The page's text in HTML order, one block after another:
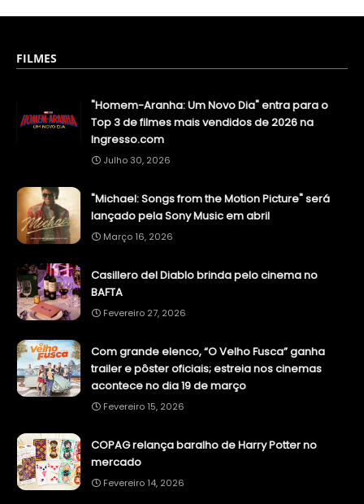
FILMES
"Homem-Aranha: Um Novo Dia" entra para o
Top 3 de filmes mais vendidos de 2026 na
Ingresso.com
Julho 30, 2026
"Michael: Songs from the Motion Picture" será
lançado pela Sony Music em abril
Março 16, 2026
Casillero del Diablo brinda pelo cinema no
BAFTA
Fevereiro 27, 2026
Com grande elenco, “O Velho Fusca” ganha
trailer e pôster oficiais; estreia nos cinemas
acontece no dia 19 de março
Fevereiro 15, 2026
COPAG relança baralho de Harry Potter no
mercado
Fevereiro 14, 2026